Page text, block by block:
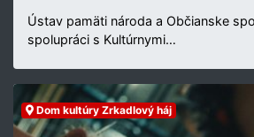
Ústav pamäti národa a Občianske
spolupráci s Kultúrnymi…
Dom kultúry Zrkadlový háj